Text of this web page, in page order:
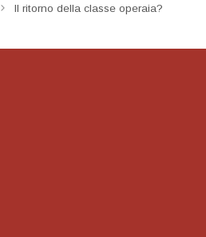
articolo
Il ritorno della classe operaia?